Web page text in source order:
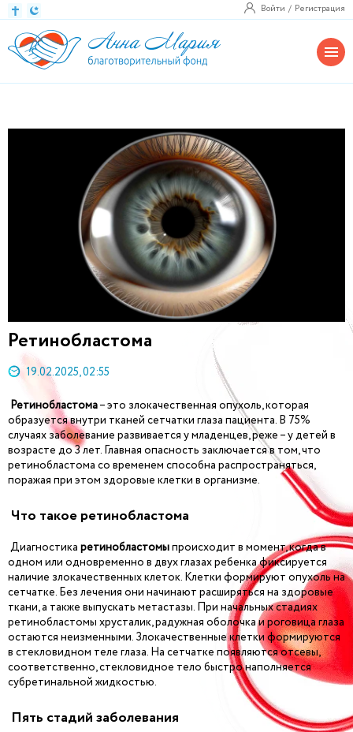
Войти Регистрация
Ретинобластома
19.02.2025, 02:55
Ретинобластома– это злокачественная опухоль, которая
образуется внутри тканей сетчатки глаза пациента. В 75%
случаях заболевание развивается у младенцев, реже – у детей в
возрасте до 3 лет. Главная опасность заключается в том, что
ретинобластома со временем способна распространяться,
поражая при этом здоровые клетки в организме.
Что такое ретинобластома
Диагностика ретинобластомыпроисходит в момент, когда в
одном или одновременно в двух глазах ребенка фиксируется
наличие злокачественных клеток. Клетки формируют опухоль на
сетчатке. Без лечения они начинают расширяться на здоровые
ткани, а также выпускать метастазы. При начальных стадиях
ретинобластомы хрусталик, радужная оболочка и роговица глаза
остаются неизменными. Злокачественные клетки формируются
в стекловидном теле глаза. На сетчатке появляются отсевы,
соответственно, стекловидное тело быстро наполняется
субретинальной жидкостью.
Пять стадий заболевания